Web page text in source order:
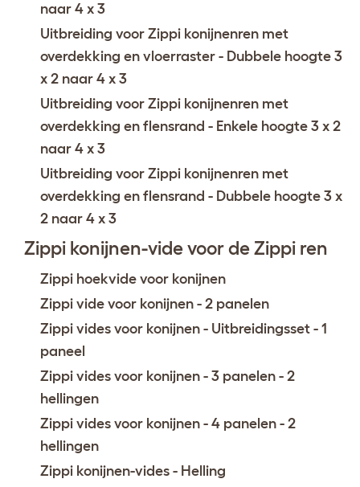
naar 4 x 3
Uitbreiding voor Zippi konijnenren met
overdekking en vloerraster - Dubbele hoogte 3
x 2 naar 4 x 3
Uitbreiding voor Zippi konijnenren met
overdekking en flensrand - Enkele hoogte 3 x 2
naar 4 x 3
Uitbreiding voor Zippi konijnenren met
overdekking en flensrand - Dubbele hoogte 3 x
2 naar 4 x 3
Zippi konijnen-vide voor de Zippi ren
Zippi hoekvide voor konijnen
Zippi vide voor konijnen - 2 panelen
Zippi vides voor konijnen - Uitbreidingsset - 1
paneel
Zippi vides voor konijnen - 3 panelen - 2
hellingen
Zippi vides voor konijnen - 4 panelen - 2
hellingen
Zippi konijnen-vides - Helling